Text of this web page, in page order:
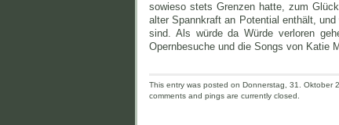
sowieso stets Grenzen hatte, zum
alter Spannkraft an Potential enthält,
sind. Als würde da Würde verloren
Opernbesuche und die Songs von Katie
This entry was posted on Donnerstag, 31. Oktober
comments and pings are currently closed.